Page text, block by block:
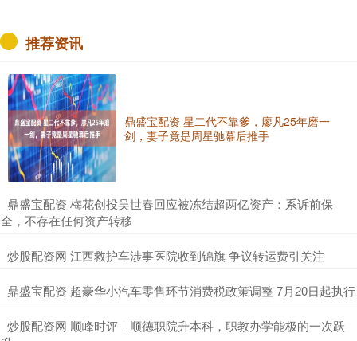
推荐资讯
鼎盛宝配资 星二代不靠爹，廖凡25年磨一
剑，妻子竟是周星驰幕后推手
​鼎盛宝配资 梅花创投吴世春回应被冻结超两亿资产：系诉前保
全，不存在任何资产转移
​炒股配资网 江西救护车涉事医院收到锦旗 争议转运费引关注
​鼎盛宝配资 超豪华小汽车零售环节消费税政策调整 7月20日起执行
​炒股配资网 顺峰时评｜顺德职院升本科，职教办学能极的一次跃